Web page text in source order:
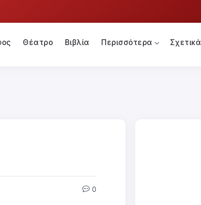
Θέατρο Βιβλία Περισσότερα Σχετικά
0